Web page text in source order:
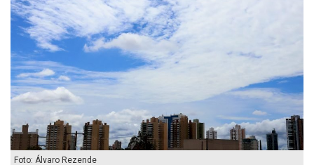
Foto: Álvaro Rezende